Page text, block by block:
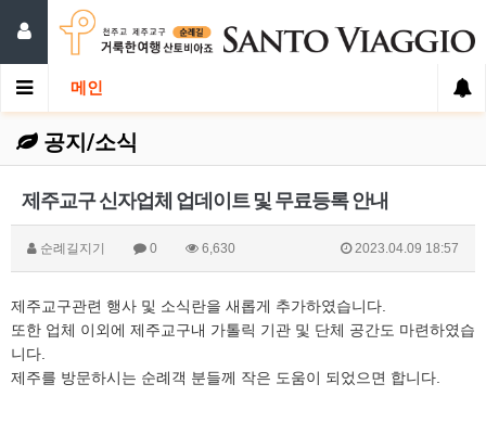
메인
공지/소식
제주교구 신자업체 업데이트 및 무료등록 안내
순례길지기 0 6,630 2023.04.09 18:57
제주교구관련 행사 및 소식란을 새롭게 추가하였습니다.
또한 업체 이외에 제주교구내 가톨릭 기관 및 단체 공간도 마련하였습
니다.
제주를 방문하시는 순례객 분들께 작은 도움이 되었으면 합니다.